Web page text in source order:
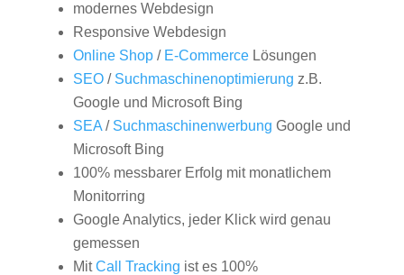
modernes Webdesign
Responsive Webdesign
Online Shop/ E-CommerceLösungen
SEO/ Suchmaschinenoptimierung z.B.
Google und Microsoft Bing
SEA/ Suchmaschinenwerbung Google und
Microsoft Bing
100% messbarer Erfolg mit monatlichem
Monitorring
Google Analytics, jeder Klick wird genau
gemessen
MitCall Tracking ist es 100%